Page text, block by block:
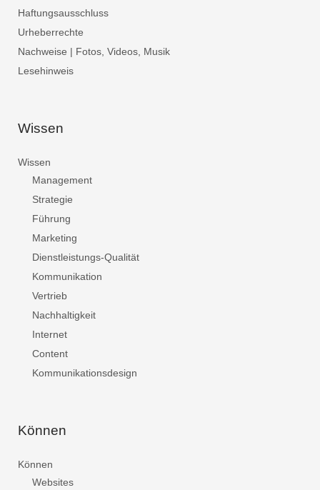
Haftungsausschluss
Urheberrechte
Nachweise | Fotos, Videos, Musik
Lesehinweis
Wissen
Wissen
Management
Strategie
Führung
Marketing
Dienstleistungs-Qualität
Kommunikation
Vertrieb
Nachhaltigkeit
Internet
Content
Kommunikationsdesign
Können
Können
Websites